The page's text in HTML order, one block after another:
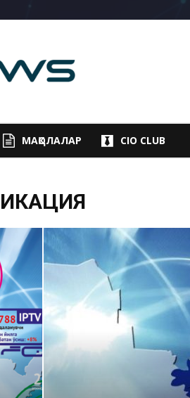
МАҚОЛАЛАР CIO CLUB